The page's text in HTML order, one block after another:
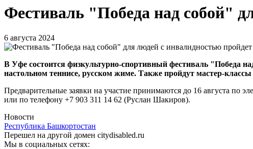
Фестиваль "Победа над собой"
6 августа 2024
В Уфе состоится физкультурно-спортивный фестиваль "Победа
настольном теннисе, русском жиме. Также пройдут мастер-классы
Предварительные заявки на участие принимаются до 16 августа по
или по телефону +7 903 311 14 62 (Руслан Шакиров).
Новости
Республика Башкортостан
Перешел на другой домен citydisabled.ru
Мы в социальных сетях: